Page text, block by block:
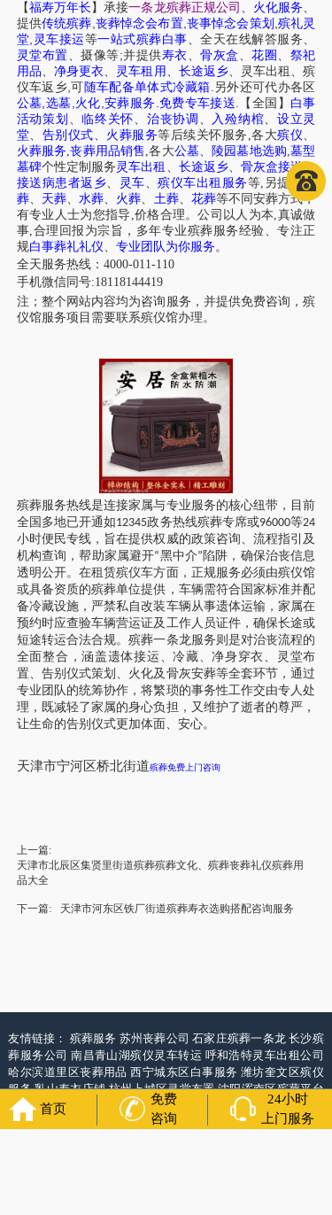
【福寿万年长 】承接一条龙殡葬正规公司 、 火化服务、
提供传统殡葬 丧葬悼念会布置, 丧事悼念会策划 殡礼灵
堂 灵车接运等一站式殡葬白事、全天在线解答服务、
灵堂布置、摄像等;并提供寿衣、骨灰盒 、花圈 、 祭祀
用品、 净身更衣、 灵车租用 、 长途返乡、 灵车出租 、殡
仪车返乡 可 随车配备单体式冷藏箱 另外还可代办各区
公墓 选墓 火化 安葬服务 免费专车接送 【全国】 白事
活动策划 、临终关怀、 治丧协调 、 入殓纳棺、 设立灵
堂、 告别仪式、 火葬服务等后续关怀服务,各大殡仪、
火葬服务,丧葬用品销售,各大公墓、 陵园墓地选购,墓型
墓碑个性定制服务 灵车出租 、 长途返乡、 骨灰盒接送、
接送病患者返乡、 灵车、殡仪车出租服务等,另提供树
葬、 天葬、水葬、 火葬、 土葬、 花葬等不同安葬方式，
有专业人士为您指导,价格合理。公司以人为本,真诚做
事,合理回报为宗旨，多年专业殡葬服务经验、专注正
规白事葬礼礼仪、 专业团队为你服务。
全天服务热线：4000-011-110
手机微信同号:18118144419
注；整个网站内容均为咨询服务，并提供免费咨询，殡
仪馆服务项目需要联系殡仪馆办理。
殡葬服务热线是连接家属与专业服务的核心纽带，目前
全国多地已开通如12345政务热线殡葬专席或96000等24
小时便民专线，旨在提供权威的政策咨询、流程指引及
机构查询，帮助家属避开“黑中介” 陷阱，确保治丧信息
透明公开。在租赁殡仪车方面，正规服务必须由殡仪馆
或具备资质的殡葬单位提供，车辆需符合国家标准并配
备冷藏设施，严禁私自改装车辆从事遗体运输，家属在
预约时应查验车辆营运证及工作人员证件，确保长途或
短途转运合法合规。殡葬一条龙服务则是对治丧流程的
全面整合，涵盖遗体接运、冷藏、净身穿衣、灵堂布
置、告别仪式策划、火化及骨灰安葬等全套环节，通过
专业团队的统筹协作，将繁琐的事务性工作交由专人处
理，既减轻了家属的身心负担，又维护了逝者的尊严，
让生命的告别仪式更加体面、安心。
天津市宁河区桥北街道殡葬免费上门咨询
上一篇:
天津市北辰区集贤里街道殡葬殡葬文化、殡葬丧葬礼仪殡葬用
品大全
下一篇: 天津市河东区铁厂街道殡葬寿衣选购搭配咨询服务
友情链接： 殡葬服务 苏州丧葬公司石家庄殡葬一条龙长沙殡
葬服务公司南昌青山湖殡仪灵车转运 呼和浩特灵车出租公司
哈尔滨道里区丧葬用品西宁城东区白事服务 潍坊奎文区殡仪
服务乳山寿衣店铺杭州上城区灵堂布置沈阳浑南区殡葬平台
中国墓地网
中国非急救转运网
首页
免费
咨询
24小时
上门服务